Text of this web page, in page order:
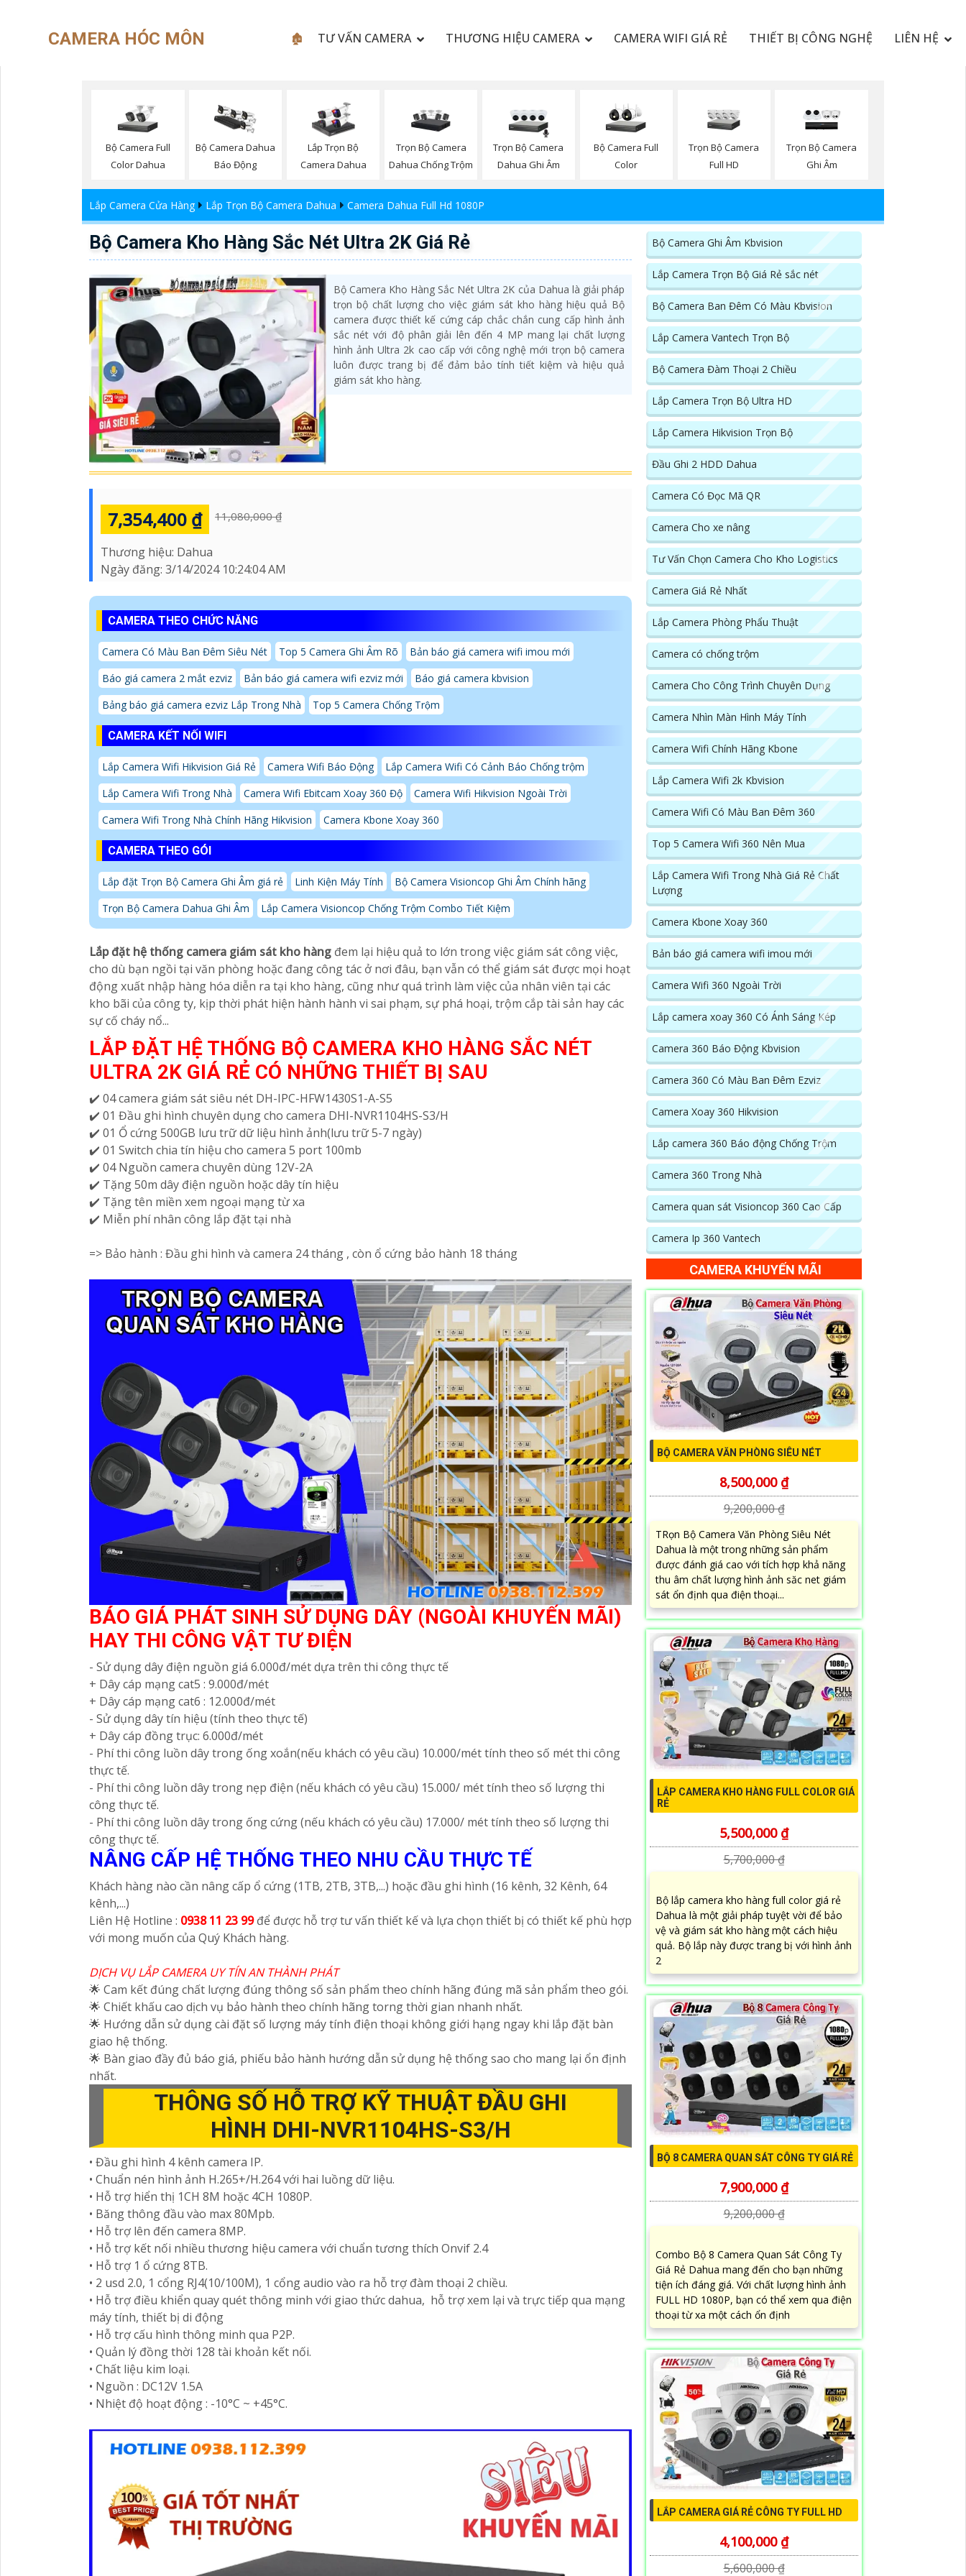
CAMERA HÓC MÔN 🏚 TƯ VẤN CAMERA THƯƠNG HIỆU CAMERA CAMERA WIFI GIÁ RẺ THIẾT BỊ CÔNG NGHỆ LIÊN HỆ
Bộ Camera Full
Color Dahua
Bộ Camera Dahua
Báo Động
Lắp Trọn Bộ
Camera Dahua
Trọn Bộ Camera
Dahua Chống Trộm
Trọn Bộ Camera
Dahua Ghi Âm
Bộ Camera Full
Color
Trọn Bộ Camera
Full HD
Trọn Bộ Camera
Ghi Âm
Lắp Camera Cửa Hàng Lắp Trọn Bộ Camera Dahua Camera Dahua Full Hd 1080P
Bộ Camera Kho Hàng Sắc Nét Ultra 2K Giá Rẻ
Bộ Camera Kho Hàng Sắc Nét Ultra 2K của Dahua là giải pháp
trọn bộ chất lượng cho việc giám sát kho hàng hiệu quả Bộ
camera được thiết kế cứng cáp chắc chắn cung cấp hình ảnh
sắc nét với độ phân giải lên đến 4 MP mang lại chất lượng
hình ảnh Ultra 2k cao cấp với công nghệ mới trọn bộ camera
luôn được trang bị để đảm bảo tính tiết kiệm và hiệu quả
giám sát kho hàng.
7,354,400 ₫ 11,080,000 ₫
Thương hiệu: Dahua
Ngày đăng: 3/14/2024 10:24:04 AM
CAMERA THEO CHỨC NĂNG
Camera Có Màu Ban Đêm Siêu Nét Top 5 Camera Ghi Âm Rõ
Bản báo giá camera wifi imou mới
Báo giá camera 2 mắt ezviz
Bản báo giá camera wifi ezviz mới
Báo giá camera kbvision
Bảng báo giá camera ezviz Lắp Trong Nhà
Top 5 Camera Chống Trộm
CAMERA KẾT NỐI WIFI
Lắp Camera Wifi Hikvision Giá Rẻ Camera Wifi Báo Động
Lắp Camera Wifi Có Cảnh Báo Chống trộm
Lắp Camera Wifi Trong Nhà
Camera Wifi Ebitcam Xoay 360 Độ
Camera Wifi Hikvision Ngoài Trời
Camera Wifi Trong Nhà Chính Hãng Hikvision
Camera Kbone Xoay 360
CAMERA THEO GÓI
Lắp đặt Trọn Bộ Camera Ghi Âm giá rẻ Linh Kiện Máy Tính
Bộ Camera Visioncop Ghi Âm Chính hãng
Trọn Bộ Camera Dahua Ghi Âm
Lắp Camera Visioncop Chống Trộm Combo Tiết Kiệm
Lắp đặt hệ thống camera giám sát kho hàng đem lại hiệu quả to lớn trong việc giám sát công việc,
cho dù bạn ngồi tại văn phòng hoặc đang công tác ở nơi đâu, bạn vẫn có thể giám sát được mọi hoạt
động xuất nhập hàng hóa diễn ra tại kho hàng, cũng như quá trình làm việc của nhân viên tại các
kho bãi của công ty, kịp thời phát hiện hành hành vi sai phạm, sự phá hoại, trộm cắp tài sản hay các
sự cố cháy nổ...
LẮP ĐẶT HỆ THỐNG BỘ CAMERA KHO HÀNG SẮC NÉT
ULTRA 2K GIÁ RẺ CÓ NHỮNG THIẾT BỊ SAU
✔️ 04 camera giám sát siêu nét DH-IPC-HFW1430S1-A-S5
✔️ 01 Đầu ghi hình chuyên dụng cho camera DHI-NVR1104HS-S3/H
✔️ 01 Ổ cứng 500GB lưu trữ dữ liệu hình ảnh(lưu trữ 5-7 ngày)
✔️ 01 Switch chia tín hiệu cho camera 5 port 100mb
✔️ 04 Nguồn camera chuyên dùng 12V-2A
✔️ Tặng 50m dây điện nguồn hoặc dây tín hiệu
✔️ Tặng tên miền xem ngoại mạng từ xa
✔️ Miễn phí nhân công lắp đặt tại nhà
=> Bảo hành : Đầu ghi hình và camera 24 tháng , còn ổ cứng bảo hành 18 tháng
BÁO GIÁ PHÁT SINH SỬ DỤNG DÂY (NGOÀI KHUYẾN MÃI)
HAY THI CÔNG VẬT TƯ ĐIỆN
- Sử dụng dây điện nguồn giá 6.000đ/mét dựa trên thi công thực tế
+ Dây cáp mạng cat5 : 9.000đ/mét
+ Dây cáp mạng cat6 : 12.000đ/mét
- Sử dụng dây tín hiệu (tính theo thực tế)
+ Dây cáp đồng trục: 6.000đ/mét
- Phí thi công luồn dây trong ống xoắn(nếu khách có yêu cầu) 10.000/mét tính theo số mét thi công
thực tế.
- Phí thi công luồn dây trong nẹp điện (nếu khách có yêu cầu) 15.000/ mét tính theo số lượng thi
công thực tế.
- Phí thi công luồn dây trong ống cứng (nếu khách có yêu cầu) 17.000/ mét tính theo số lượng thi
công thực tế.
NÂNG CẤP HỆ THỐNG THEO NHU CẦU THỰC TẾ
Khách hàng nào cần nâng cấp ổ cứng (1TB, 2TB, 3TB,...) hoặc đầu ghi hình (16 kênh, 32 Kênh, 64
kênh,...)
Liên Hệ Hotline : 0938 11 23 99để được hỗ trợ tư vấn thiết kế và lựa chọn thiết bị có thiết kế phù hợp
với mong muốn của Quý Khách hàng.
DỊCH VỤ LẮP CAMERA UY TÍN AN THÀNH PHÁT
🌟 Cam kết đúng chất lượng đúng thông số sản phẩm theo chính hãng đúng mã sản phẩm theo gói.
🌟 Chiết khấu cao dịch vụ bảo hành theo chính hãng torng thời gian nhanh nhất.
🌟 Hướng dẫn sử dụng cài đặt số lượng máy tính điện thoại không giới hạng ngay khi lắp đặt bàn
giao hệ thống.
🌟 Bàn giao đầy đủ báo giá, phiếu bảo hành hướng dẫn sử dụng hệ thống sao cho mang lại ổn định
nhất.
THÔNG SỐ HỖ TRỢ KỸ THUẬT ĐẦU GHI
HÌNH DHI-NVR1104HS-S3/H
• Đầu ghi hình 4 kênh camera IP.
• Chuẩn nén hình ảnh H.265+/H.264 với hai luồng dữ liệu.
• Hỗ trợ hiển thị 1CH 8M hoặc 4CH 1080P.
• Băng thông đầu vào max 80Mpb.
• Hỗ trợ lên đến camera 8MP.
• Hỗ trợ kết nối nhiều thương hiệu camera với chuẩn tương thích Onvif 2.4
• Hỗ trợ 1 ổ cứng 8TB.
• 2 usd 2.0, 1 cổng RJ4(10/100M), 1 cổng audio vào ra hỗ trợ đàm thoại 2 chiều.
• Hỗ trợ điều khiển quay quét thông minh với giao thức dahua, hỗ trợ xem lại và trực tiếp qua mạng
máy tính, thiết bị di động
• Hỗ trợ cấu hình thông minh qua P2P.
• Quản lý đồng thời 128 tài khoản kết nối.
• Chất liệu kim loại.
• Nguồn : DC12V 1.5A
• Nhiệt độ hoạt động : -10°C ~ +45°C.
Bộ Camera Ghi Âm Kbvision
Lắp Camera Trọn Bộ Giá Rẻ sắc nét
Bộ Camera Ban Đêm Có Màu Kbvision
Lắp Camera Vantech Trọn Bộ
Bộ Camera Đàm Thoại 2 Chiều
Lắp Camera Trọn Bộ Ultra HD
Lắp Camera Hikvision Trọn Bộ
Đầu Ghi 2 HDD Dahua
Camera Có Đọc Mã QR
Camera Cho xe nâng
Tư Vấn Chọn Camera Cho Kho Logistics
Camera Giá Rẻ Nhất
Lắp Camera Phòng Phẩu Thuật
Camera có chống trộm
Camera Cho Công Trình Chuyên Dụng
Camera Nhìn Màn Hình Máy Tính
Camera Wifi Chính Hãng Kbone
Lắp Camera Wifi 2k Kbvision
Camera Wifi Có Màu Ban Đêm 360
Top 5 Camera Wifi 360 Nên Mua
Lắp Camera Wifi Trong Nhà Giá Rẻ Chất
Lượng
Camera Kbone Xoay 360
Bản báo giá camera wifi imou mới
Camera Wifi 360 Ngoài Trời
Lắp camera xoay 360 Có Ánh Sáng Kép
Camera 360 Báo Động Kbvision
Camera 360 Có Màu Ban Đêm Ezviz
Camera Xoay 360 Hikvision
Lắp camera 360 Báo động Chống Trộm
Camera 360 Trong Nhà
Camera quan sát Visioncop 360 Cao Cấp
Camera Ip 360 Vantech
CAMERA KHUYẾN MÃI
BỘ CAMERA VĂN PHÒNG SIÊU NÉT
8,500,000 ₫
9,200,000 ₫
TRọn Bộ Camera Văn Phòng Siêu Nét
Dahua là một trong những sản phẩm
được đánh giá cao với tích hợp khả năng
thu âm chất lượng hình ảnh săc net giám
sát ổn định qua điện thoại...
LẮP CAMERA KHO HÀNG FULL COLOR GIÁ
RẺ
5,500,000 ₫
5,700,000 ₫
Bộ lắp camera kho hàng full color giá rẻ
Dahua là một giải pháp tuyệt vời để bảo
vệ và giám sát kho hàng một cách hiệu
quả. Bộ lắp này được trang bị với hình ảnh
2
BỘ 8 CAMERA QUAN SÁT CÔNG TY GIÁ RẺ
7,900,000 ₫
9,200,000 ₫
Combo Bộ 8 Camera Quan Sát Công Ty
Giá Rẻ Dahua mang đến cho bạn những
tiện ích đáng giá. Với chất lượng hình ảnh
FULL HD 1080P, bạn có thể xem qua điện
thoại từ xa một cách ổn định
LẮP CAMERA GIÁ RẺ CÔNG TY FULL HD
4,100,000 ₫
5,600,000 ₫